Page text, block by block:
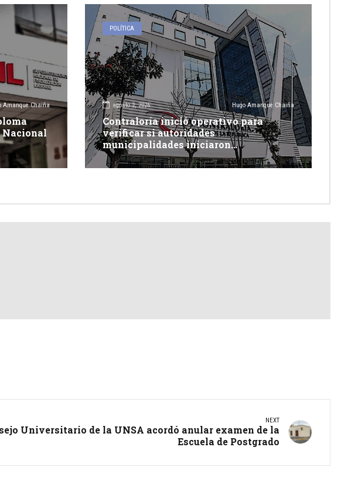
Amanque Chaiña
Nacional
POLÍTICA
agosto 2, 2026 Hugo Amanque Chaiña
Contraloría inició operativo para
verificar si autoridades
municipalidades iniciaron
descolmatación de quebradas y ríos
ante Fenómeno del Niño
NEXT
Universitario de la UNSA acordó anular examen de la
Escuela de Postgrado